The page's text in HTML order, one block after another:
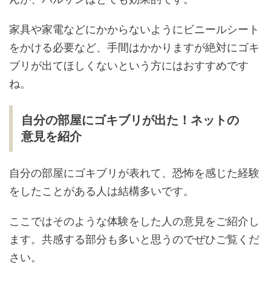
家具や家電などにかからないようにビニールシート
をかける必要など、手間はかかりますが絶対にゴキ
ブリが出てほしくないという方にはおすすめです
ね。
自分の部屋にゴキブリが出た！ネットの
意見を紹介
自分の部屋にゴキブリが表れて、恐怖を感じた経験
をしたことがある人は結構多いです。
ここではそのような体験をした人の意見をご紹介し
ます。共感する部分も多いと思うのでぜひご覧くだ
さい。